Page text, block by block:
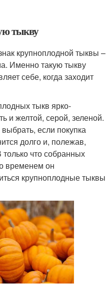
тыкву
крупноплодной тыквы –
Именно такую тыкву
себе, когда заходит
тыкв ярко-
и желтой, серой, зеленой.
если покупка
долго и, полежав,
только что собранных
временем он
крупноплодные тыквы